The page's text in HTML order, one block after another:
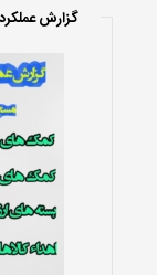
گزارش عملکرد